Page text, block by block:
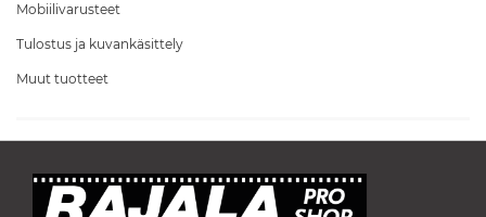
Mobiilivarusteet
Tulostus ja kuvankäsittely
Muut tuotteet